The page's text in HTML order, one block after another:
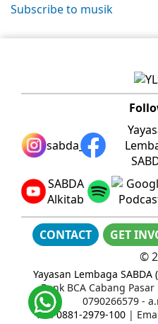
Subscribe to musik
SABDA
Alkitab
GET
©
Yayasan Lembaga SABDA
Bank BCA Cabang